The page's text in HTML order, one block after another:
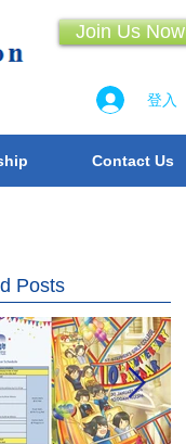
Join Us Now
Contact Us
登入
Posts